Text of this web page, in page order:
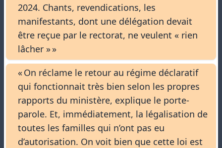
2024. Chants, revendications, les
manifestants, dont une délégation devait
être reçue par le rectorat, ne veulent « rien
lâcher » »
« On réclame le retour au régime déclaratif
qui fonctionnait très bien selon les propres
rapports du ministère, explique le porte-
parole. Et, immédiatement, la légalisation de
toutes les familles qui n’ont pas eu
d’autorisation. On voit bien que cette loi est